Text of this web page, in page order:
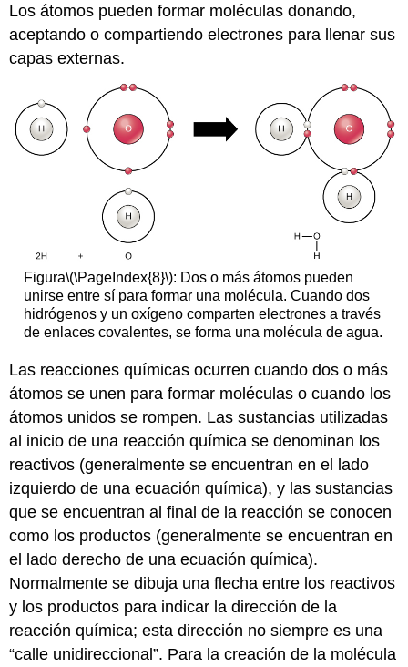
Los átomos pueden formar moléculas donando,
aceptando o compartiendo electrones para llenar sus
capas externas.
Figura\(\PageIndex{8}\): Dos o más átomos pueden
unirse entre sí para formar una molécula. Cuando dos
hidrógenos y un oxígeno comparten electrones a través
de enlaces covalentes, se forma una molécula de agua.
Las reacciones químicas ocurren cuando dos o más
átomos se unen para formar moléculas o cuando los
átomos unidos se rompen. Las sustancias utilizadas
al inicio de una reacción química se denominan los
reactivos (generalmente se encuentran en el lado
izquierdo de una ecuación química), y las sustancias
que se encuentran al final de la reacción se conocen
como los productos (generalmente se encuentran en
el lado derecho de una ecuación química).
Normalmente se dibuja una flecha entre los reactivos
y los productos para indicar la dirección de la
reacción química; esta dirección no siempre es una
“calle unidireccional”. Para la creación de la molécula